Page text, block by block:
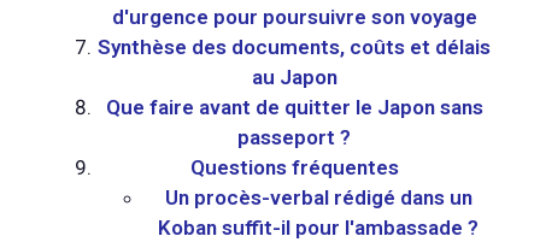
d'urgence pour poursuivre son voyage
Synthèse des documents, coûts et délais
au Japon
Que faire avant de quitter le Japon sans
passeport ?
Questions fréquentes
Un procès-verbal rédigé dans un
Koban suffit-il pour l'ambassade ?